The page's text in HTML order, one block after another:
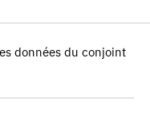
données du conjoint